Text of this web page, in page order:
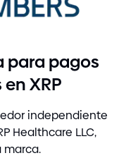
para pagos
XRP
independiente
Healthcare LLC,